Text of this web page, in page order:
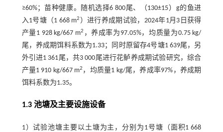
≥60%；苗种健康。随机选择6 800尾、（130±15）g的鱼进
入1号塘（1 668 m2 ）进行养成期试验，2024年1月3日获得
产量1 928 kg/667 m2 ，养成率为97.05%，均质量为0.75 kg/
尾，养成期饵料系数为1.33；同时原留存4号塘1 639尾，另
外引进1 361尾，共3 000尾进行花鲈养成期试验研究，综合
产量1 910 kg/667 m2 ，均质量1 kg/尾，养成率97%，养成期
饵料系数为1.35。
1.3 池塘及主要设施设备
1）试验池塘主要以土塘为主，分别为1号塘（面积1 668